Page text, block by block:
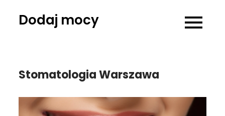
Dodaj mocy
Stomatologia Warszawa